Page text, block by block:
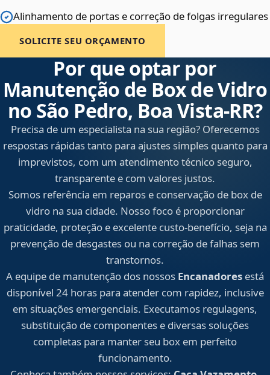
Alinhamento de portas e correção de folgas irregulares
SOLICITE SEU ORÇAMENTO
Por que optar por
Manutenção de Box de Vidro
no São Pedro, Boa Vista‑RR?
Precisa de um especialista na sua região? Oferecemos
respostas rápidas tanto para ajustes simples quanto para
imprevistos, com um atendimento técnico seguro,
transparente e com valores justos.
Somos referência em reparos e conservação de box de
vidro na sua cidade. Nosso foco é proporcionar
praticidade, proteção e excelente custo-benefício, seja na
prevenção de desgastes ou na correção de falhas sem
transtornos.
A equipe de manutenção dos nossos Encanadores está
disponível 24 horas para atender com rapidez, inclusive
em situações emergenciais. Executamos regulagens,
substituição de componentes e diversas soluções
completas para manter seu box em perfeito
funcionamento.